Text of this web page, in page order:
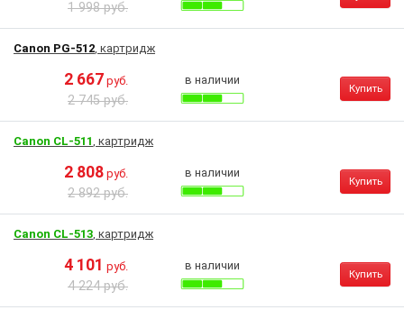
1 998 руб.
Canon PG-512, картридж
2 667 руб.
2 745 руб.
в наличии
Купить
Canon CL-511, картридж
2 808 руб.
2 892 руб.
в наличии
Купить
Canon CL-513, картридж
4 101 руб.
4 224 руб.
в наличии
Купить